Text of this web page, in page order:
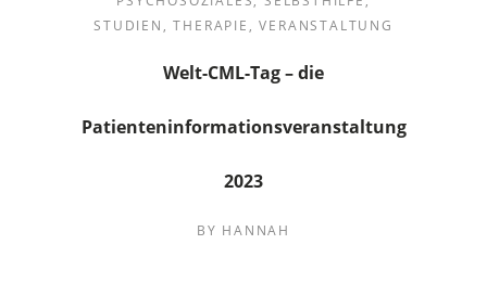
STUDIEN ,THERAPIE ,VERANSTALTUNG
Welt-CML-Tag – die
Patienteninformationsveranstaltung
2023
BY HANNAH